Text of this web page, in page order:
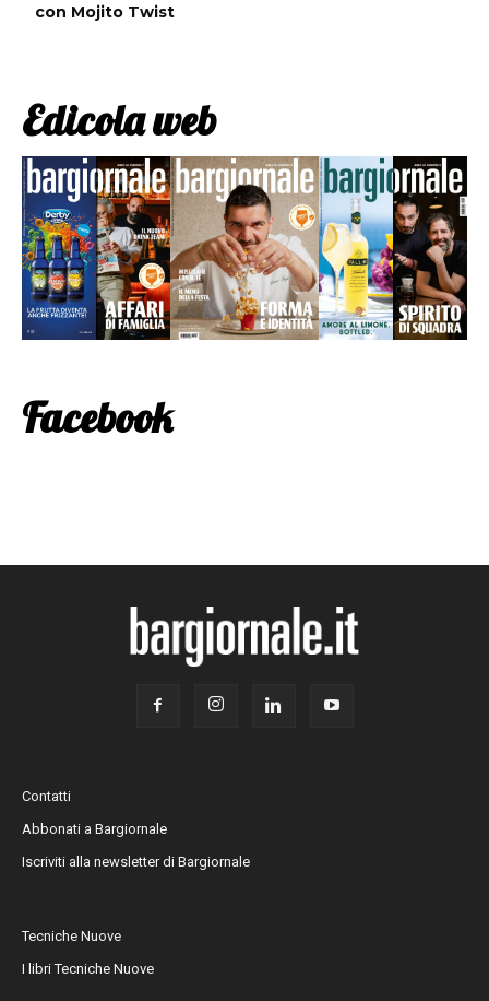
con Mojito Twist
Edicola web
Facebook
Contatti
Abbonati a Bargiornale
Iscriviti alla newsletter di Bargiornale
Tecniche Nuove
I libri Tecniche Nuove